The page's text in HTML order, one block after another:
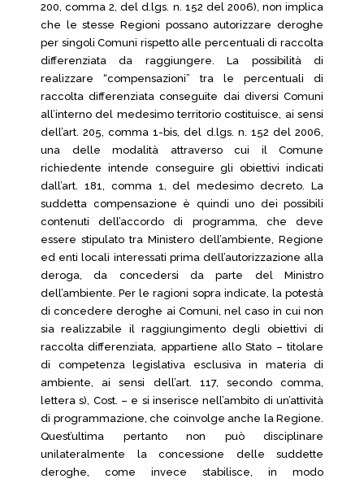
200, comma 2, del d.lgs. n. 152 del 2006), non implica
che le stesse Regioni possano autorizzare deroghe
per singoli Comuni rispetto alle percentuali di raccolta
differenziata da raggiungere. La possibilità di
realizzare “compensazioni” tra le percentuali di
raccolta differenziata conseguite dai diversi Comuni
all’interno del medesimo territorio costituisce, ai sensi
dell’art. 205, comma 1-bis, del d.lgs. n. 152 del 2006,
una delle modalità attraverso cui il Comune
richiedente intende conseguire gli obiettivi indicati
dall’art. 181, comma 1, del medesimo decreto. La
suddetta compensazione è quindi uno dei possibili
contenuti dell’accordo di programma, che deve
essere stipulato tra Ministero dell’ambiente, Regione
ed enti locali interessati prima dell’autorizzazione alla
deroga, da concedersi da parte del Ministro
dell’ambiente. Per le ragioni sopra indicate, la potestà
di concedere deroghe ai Comuni, nel caso in cui non
sia realizzabile il raggiungimento degli obiettivi di
raccolta differenziata, appartiene allo Stato – titolare
di competenza legislativa esclusiva in materia di
ambiente, ai sensi dell’art. 117, secondo comma,
lettera s), Cost. – e si inserisce nell’ambito di un’attività
di programmazione, che coinvolge anche la Regione.
Quest’ultima pertanto non può disciplinare
unilateralmente la concessione delle suddette
deroghe, come invece stabilisce, in modo